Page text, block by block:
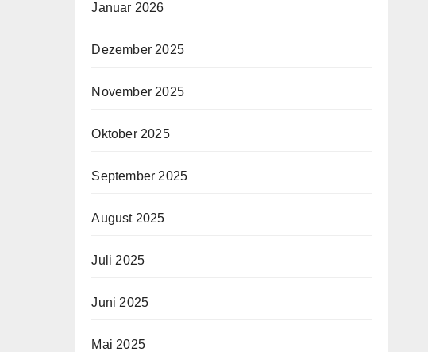
Januar 2026
Dezember 2025
November 2025
Oktober 2025
September 2025
August 2025
Juli 2025
Juni 2025
Mai 2025